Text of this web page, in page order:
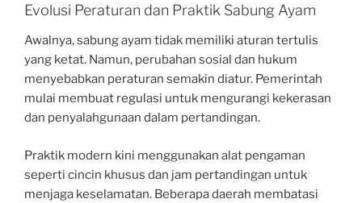
Evolusi Peraturan dan Praktik Sabung Ayam
Awalnya, sabung ayam tidak memiliki aturan tertulis
yang ketat. Namun, perubahan sosial dan hukum
menyebabkan peraturan semakin diatur. Pemerintah
mulai membuat regulasi untuk mengurangi kekerasan
dan penyalahgunaan dalam pertandingan.
Praktik modern kini menggunakan alat pengaman
seperti cincin khusus dan jam pertandingan untuk
menjaga keselamatan. Beberapa daerah membatasi